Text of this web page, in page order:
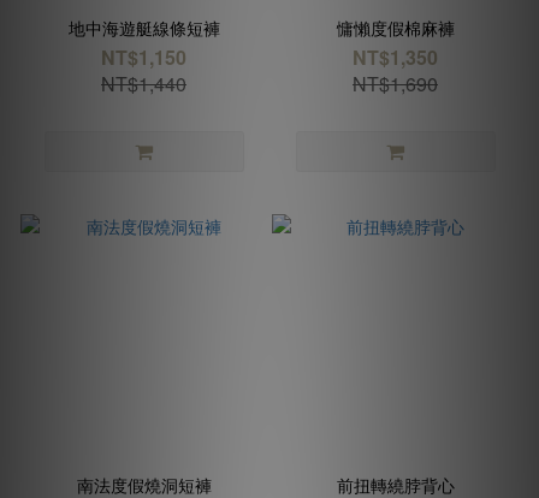
地中海遊艇線條短褲
NT$1,150
NT$1,440
慵懶度假棉麻褲
NT$1,350
NT$1,690
南法度假燒洞短褲 前扭轉繞脖背心